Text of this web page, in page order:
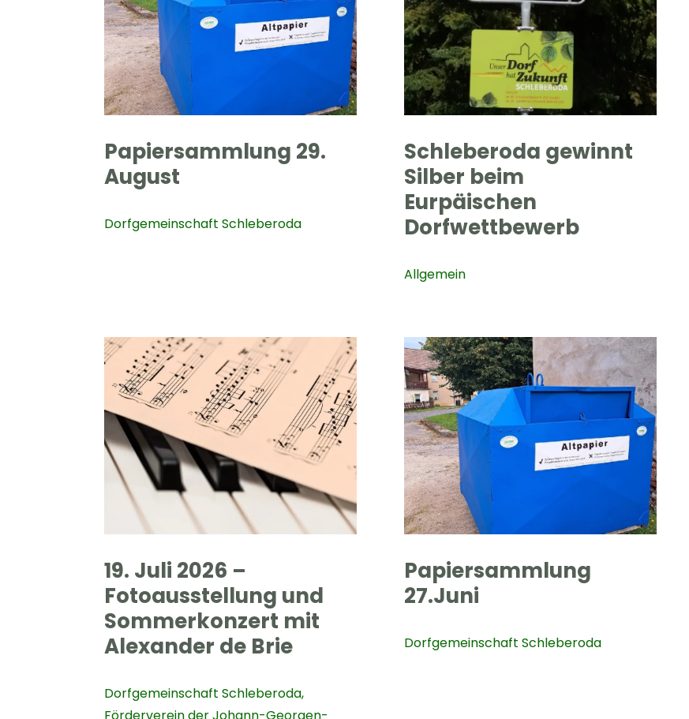
Papiersammlung 29.
August
Dorfgemeinschaft Schleberoda
Schleberoda gewinnt
Silber beim
Eurpäischen
Dorfwettbewerb
Allgemein
19. Juli 2026 –
Fotoausstellung und
Sommerkonzert mit
Alexander de Brie
Dorfgemeinschaft Schleberoda,
Förderverein der Johann-Georgen-
Papiersammlung
27.Juni
Dorfgemeinschaft Schleberoda